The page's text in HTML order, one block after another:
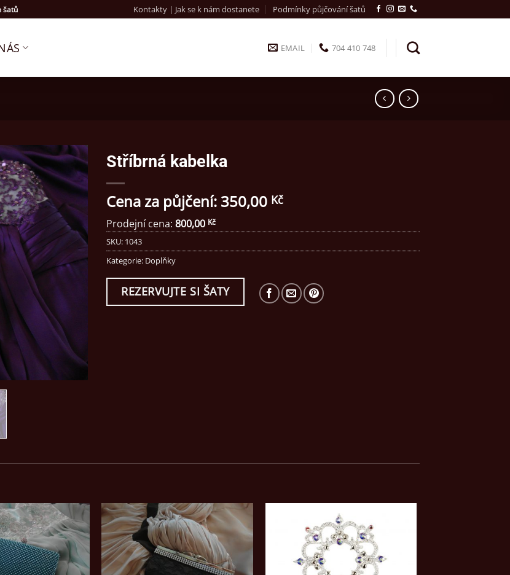
šatů Kontakty | Jak se k nám dostanete Podmínky půjčování šatů
EMAIL 704 410 748
Stříbrná kabelka
Cena za půjčení: 350,00 Kč
Prodejní cena: 800,00 Kč
SKU: 1043
Kategorie: Doplňky
REZERVUJTE SI ŠATY